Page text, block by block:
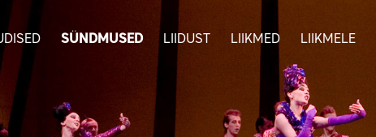
SÜNDMUSED LIIDUST LIIKMED LIIKMELE